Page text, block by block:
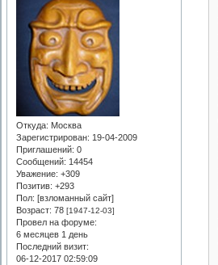
Откуда: Москва
Зарегистрирован: 19-04-2009
Приглашений: 0
Сообщений: 14454
Уважение: +309
Позитив: +293
Пол: [взломанный сайт]
Возраст: 78[1947-12-03]
Провел на форуме:
6 месяцев 1 день
Последний визит:
06-12-2017 02:59:09